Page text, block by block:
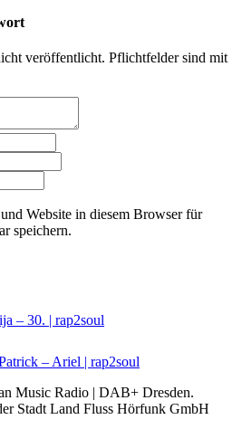
veröffentlicht. Pflichtfelder sind mit
Website in diesem Browser für
speichern.
– 30. | rap2soul
– Ariel | rap2soul
Music Radio | DAB+ Dresden.
Stadt Land Fluss Hörfunk GmbH